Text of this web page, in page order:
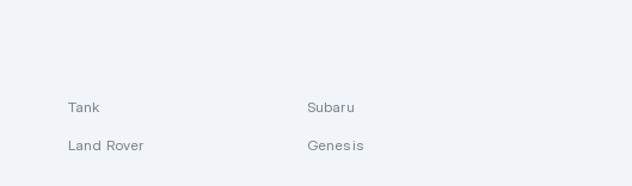
Tank Subaru
Land Rover Genesis